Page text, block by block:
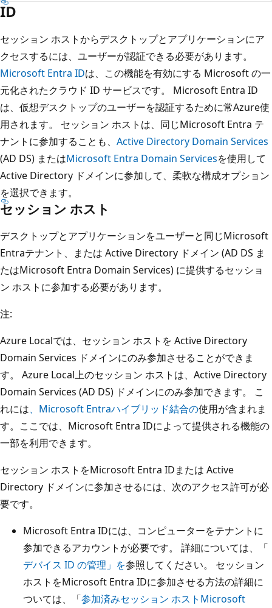
ID
セッション ホストからデスクトップとアプリケーションにア
クセスするには、ユーザーが認証できる必要があります。
Microsoft Entra IDは、この機能を有効にする Microsoft の一
元化されたクラウド ID サービスです。 Microsoft Entra ID
は、仮想デスクトップのユーザーを認証するために常Azure使
用されます。 セッション ホストは、同じMicrosoft Entra テ
ナントに参加することも、 Active Directory Domain Services
(AD DS) またはMicrosoft Entra Domain Servicesを使用して
Active Directory ドメインに参加して、柔軟な構成オプション
を選択できます。
セッション ホスト
デスクトップとアプリケーションをユーザーと同じMicrosoft
Entraテナント、または Active Directory ドメイン (AD DS ま
たはMicrosoft Entra Domain Services) に提供するセッショ
ン ホストに参加する必要があります。
注:
Azure Localでは、セッション ホストを Active Directory
Domain Services ドメインにのみ参加させることができま
す。 Azure Local上のセッション ホストは、Active Directory
Domain Services (AD DS) ドメインにのみ参加できます。 こ
れには、Microsoft Entraハイブリッド結合の使用が含まれま
す。ここでは、Microsoft Entra IDによって提供される機能の
一部を利用できます。
セッション ホストをMicrosoft Entra IDまたは Active
Directory ドメインに参加させるには、次のアクセス許可が必
要です。
Microsoft Entra IDには、コンピューターをテナントに
参加できるアカウントが必要です。 詳細については、「
デバイス ID の管理」を参照してください。 セッション
ホストをMicrosoft Entra IDに参加させる方法の詳細に
ついては、「参加済みセッション ホストMicrosoft